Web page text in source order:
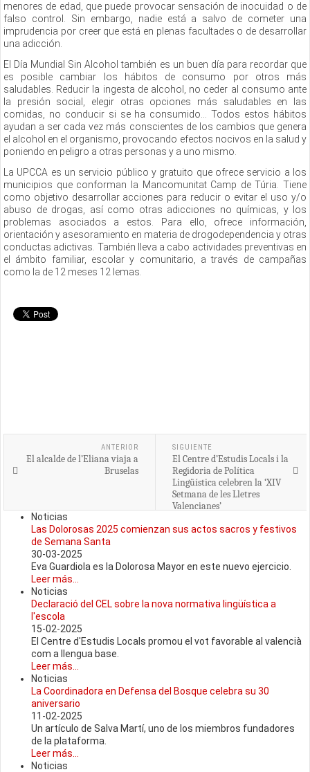
menores de edad, que puede provocar sensación de inocuidad o de
falso control. Sin embargo, nadie está a salvo de cometer una
imprudencia por creer que está en plenas facultades o de desarrollar
una adicción.
El Día Mundial Sin Alcohol también es un buen día para recordar que
es posible cambiar los hábitos de consumo por otros más
saludables. Reducir la ingesta de alcohol, no ceder al consumo ante
la presión social, elegir otras opciones más saludables en las
comidas, no conducir si se ha consumido… Todos estos hábitos
ayudan a ser cada vez más conscientes de los cambios que genera
el alcohol en el organismo, provocando efectos nocivos en la salud y
poniendo en peligro a otras personas y a uno mismo.
La UPCCA es un servicio público y gratuito que ofrece servicio a los
municipios que conforman la Mancomunitat Camp de Túria. Tiene
como objetivo desarrollar acciones para reducir o evitar el uso y/o
abuso de drogas, así como otras adicciones no químicas, y los
problemas asociados a estos. Para ello, ofrece información,
orientación y asesoramiento en materia de drogodependencia y otras
conductas adictivas. También lleva a cabo actividades preventivas en
el ámbito familiar, escolar y comunitario, a través de campañas
como la de 12 meses 12 lemas.
ANTERIOR
El alcalde de l’Eliana viaja a
Bruselas
SIGUIENTE
El Centre d’Estudis Locals i la
Regidoria de Política
Lingüística celebren la ‘XIV
Setmana de les Lletres
Valencianes’
Noticias
Las Dolorosas 2025 comienzan sus actos sacros y festivos
de Semana Santa
30-03-2025
Eva Guardiola es la Dolorosa Mayor en este nuevo ejercicio.
Leer más...
Noticias
Declaració del CEL sobre la nova normativa lingüística a
l'escola
15-02-2025
El Centre d'Estudis Locals promou el vot favorable al valencià
com a llengua base.
Leer más...
Noticias
La Coordinadora en Defensa del Bosque celebra su 30
aniversario
11-02-2025
Un artículo de Salva Martí, uno de los miembros fundadores
de la plataforma.
Leer más...
Noticias